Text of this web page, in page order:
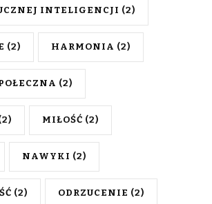
INTELIGENCJI (2)
(2) HARMONIA (2)
(2)
MIŁOŚĆ (2)
NAWYKI (2)
(2) ODRZUCENIE (2)